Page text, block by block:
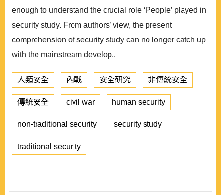
enough to understand the crucial role ‘People’ played in
security study. From authors’ view, the present
comprehension of security study can no longer catch up
with the mainstream develop..
人類安全 內戰 安全研究 非傳統安全
傳統安全 civil war human security
non-traditional security security study
traditional security